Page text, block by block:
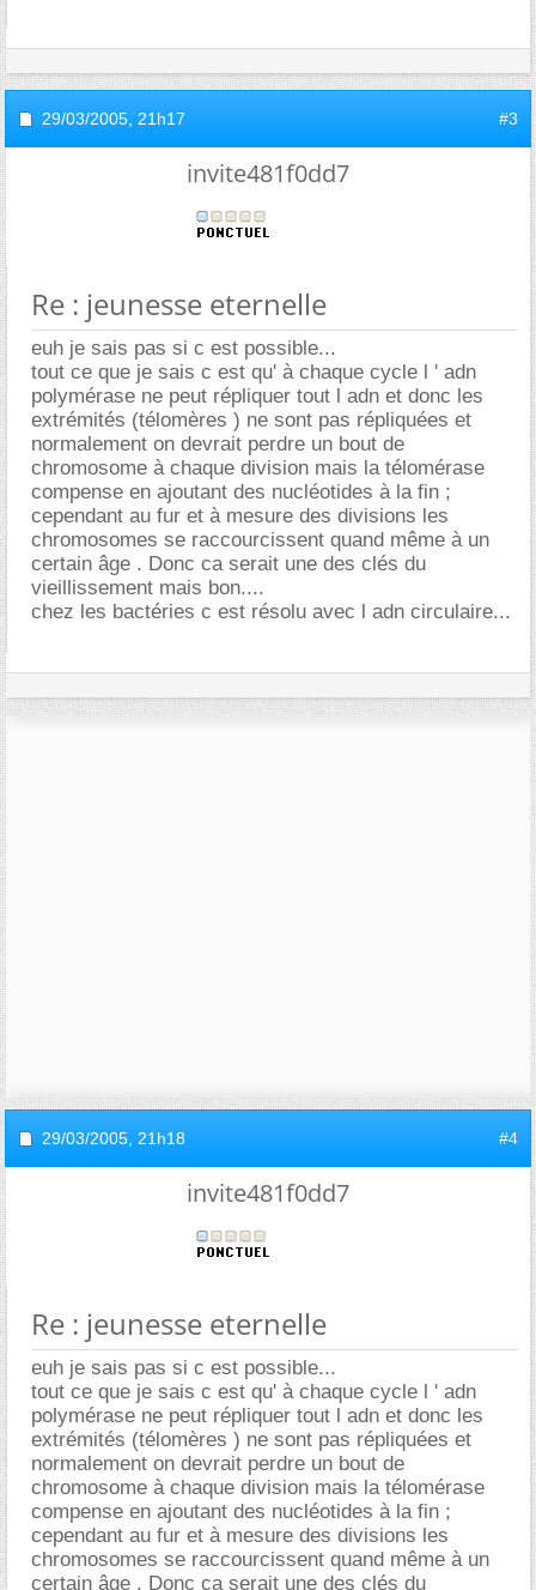
29/03/2005, 21h17 #3
invite481f0dd7
Re : jeunesse eternelle
euh je sais pas si c est possible...
tout ce que je sais c est qu' à chaque cycle l ' adn
polymérase ne peut répliquer tout l adn et donc les
extrémités (télomères ) ne sont pas répliquées et
normalement on devrait perdre un bout de
chromosome à chaque division mais la télomérase
compense en ajoutant des nucléotides à la fin ;
cependant au fur et à mesure des divisions les
chromosomes se raccourcissent quand même à un
certain âge . Donc ca serait une des clés du
vieillissement mais bon....
chez les bactéries c est résolu avec l adn circulaire...
29/03/2005, 21h18 #4
invite481f0dd7
Re : jeunesse eternelle
euh je sais pas si c est possible...
tout ce que je sais c est qu' à chaque cycle l ' adn
polymérase ne peut répliquer tout l adn et donc les
extrémités (télomères ) ne sont pas répliquées et
normalement on devrait perdre un bout de
chromosome à chaque division mais la télomérase
compense en ajoutant des nucléotides à la fin ;
cependant au fur et à mesure des divisions les
chromosomes se raccourcissent quand même à un
certain âge . Donc ca serait une des clés du